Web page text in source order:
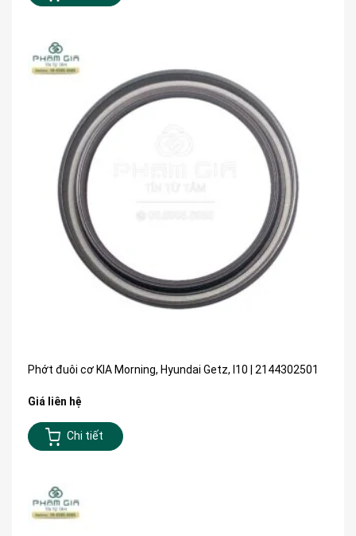
Phớt đuôi cơ KIA Morning, Hyundai Getz, I10 | 2144302501
Giá liên hệ
Chi tiết